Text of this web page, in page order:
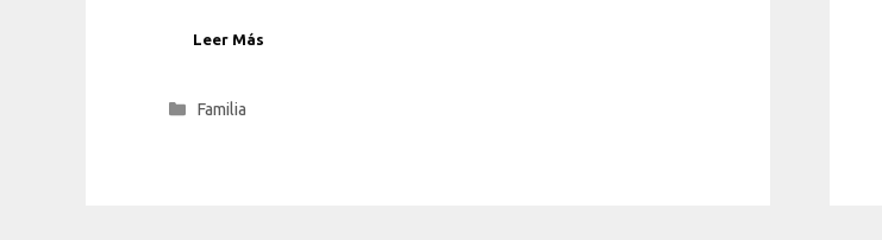
Leer Más
Categorías
Familia